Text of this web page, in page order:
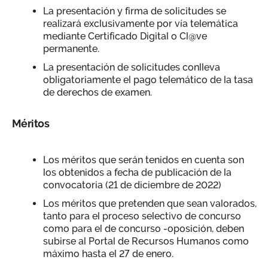
La presentación y firma de solicitudes se
realizará exclusivamente por vía telemática
mediante Certificado Digital o Cl@ve
permanente.
La presentación de solicitudes conlleva
obligatoriamente el pago telemático de la tasa
de derechos de examen.
Méritos
Los méritos que serán tenidos en cuenta son
los obtenidos a fecha de publicación de la
convocatoria (21 de diciembre de 2022)
Los méritos que pretenden que sean valorados,
tanto para el proceso selectivo de concurso
como para el de concurso -oposición, deben
subirse al Portal de Recursos Humanos como
máximo hasta el 27 de enero.